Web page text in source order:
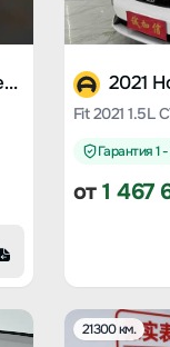
2024 Honda Fit (IV поколение)
Fit 2021 1.5L
Гарантия 1
от1 467
21300 км.